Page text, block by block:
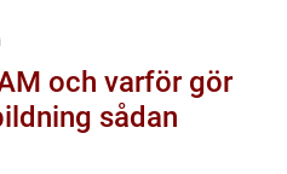
och varför gör
sådan